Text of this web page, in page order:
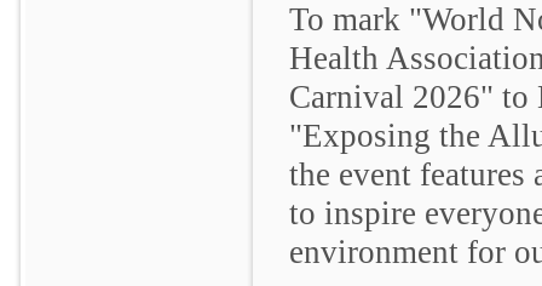
To mark "World
Health
Carnival 2026" to
"Exposing the
the event
to inspire
environment for